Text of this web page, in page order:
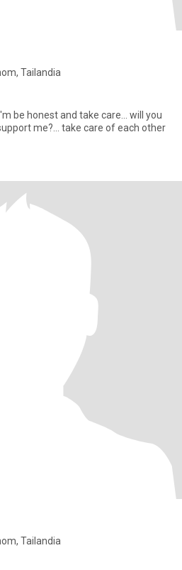
Tailandia
be honest and take care... will you
me?... take care of each other
Tailandia